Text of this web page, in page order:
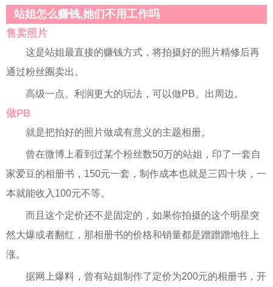
站姐怎么赚钱,她们不用工作吗
售卖照片
这是站姐最直接的赚钱方式，将拍摄好的照片精修后再
通过粉丝圈卖出。
高级一点、利润更大的玩法，可以做PB、出周边。
做PB
就是把拍好的照片做成有意义的主题相册。
曾在微博上看到过某个粉丝数50万的站姐，印了一套自
家爱豆的相册书，150元一套，制作成本也就是三四十块，一
本就能收入100元不等。
而且这个定价还不是固定的，如果你拍摄的这个明星突
然大爆或者翻红，那相册书的价格和销量都是蹭蹭蹭地往上
涨。
据网上爆料，曾有站姐制作了定价为200元的相册书，开